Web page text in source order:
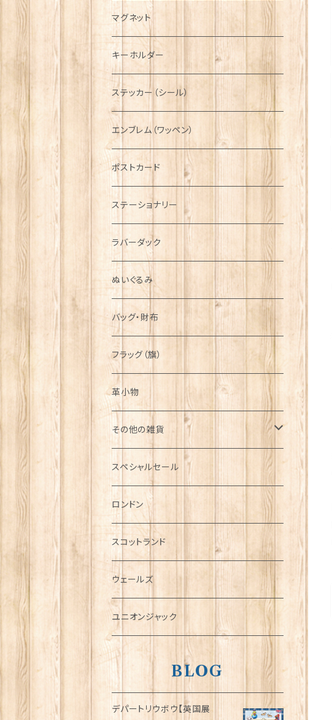
キャスケット
ディアストーカー
ニット帽
タータン【Bronte by Moon】
タータン【Glencroft】
ボタンラップマフラー【Aran Traditions】
サッシュ
スカーフ
ファッションマスク
チャーム
その他のアクセサリー
ラブスプーン【SION LLEWELLYN】
ラブスプーン【PAUL CURTIS】
ファブリック
ペーパーナプキン
ティーコジー
その他テーブルウェア
ジェネラルデザイン
乗り物
動物＆植物
国旗＆紋章
音楽＆楽器
ミリタリー
NAVY
AIRFORCE
ARMY
ピューター
マグネット
キーホルダー
ステッカー（シール）
エンブレム（ワッペン）
ポストカード
ステーショナリー
ラバーダック
ぬいぐるみ
バッグ・財布
フラッグ（旗）
革小物
その他の雑貨
ミニカー
チャーム
犬グッズ
傘
指貫(シンブル)
スペシャルセール
ロンドン
スコットランド
ウェールズ
ユニオンジャック
BLOG
デパートリウボウ【英国展